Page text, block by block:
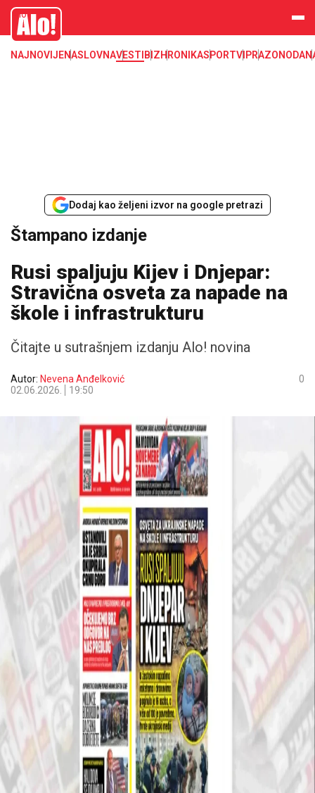
Štampano izdanje, Dnevne novine Alo!
Alo
NAJNOVIJENASLOVNAVESTI BIZHRONIKASPORTVIPRAZONODA
Dodaj kao željeni izvor na google pretrazi
Štampano izdanje
Rusi spaljuju Kijev i Dnjepar:
Stravična osveta za napade na
škole i infrastrukturu
Čitajte u sutrašnjem izdanju Alo! novina
Autor: Nevena Anđelković
02.06.2026.
19:50
0